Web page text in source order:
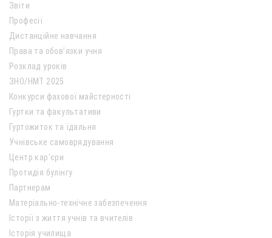
Звіти
Професії
Дистанційне навчання
Права та обов’язки учня
Розклад уроків
ЗНО/НМТ 2025
Конкурси фахової майстерності
Гуртки та факультативи
Гуртожиток та їдальня
Учнівське самоврядування
Центр кар’єри
Протидія булінгу
Партнерам
Матеріально-технічне забезпечення
Історії з життя учнів та вчителів
Історія училища